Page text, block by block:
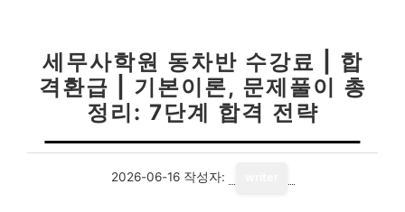
세무사학원 동차반 수강료 | 합
격환급 | 기본이론, 문제풀이 총
정리: 7단계 합격 전략
2026-06-16 작성자: